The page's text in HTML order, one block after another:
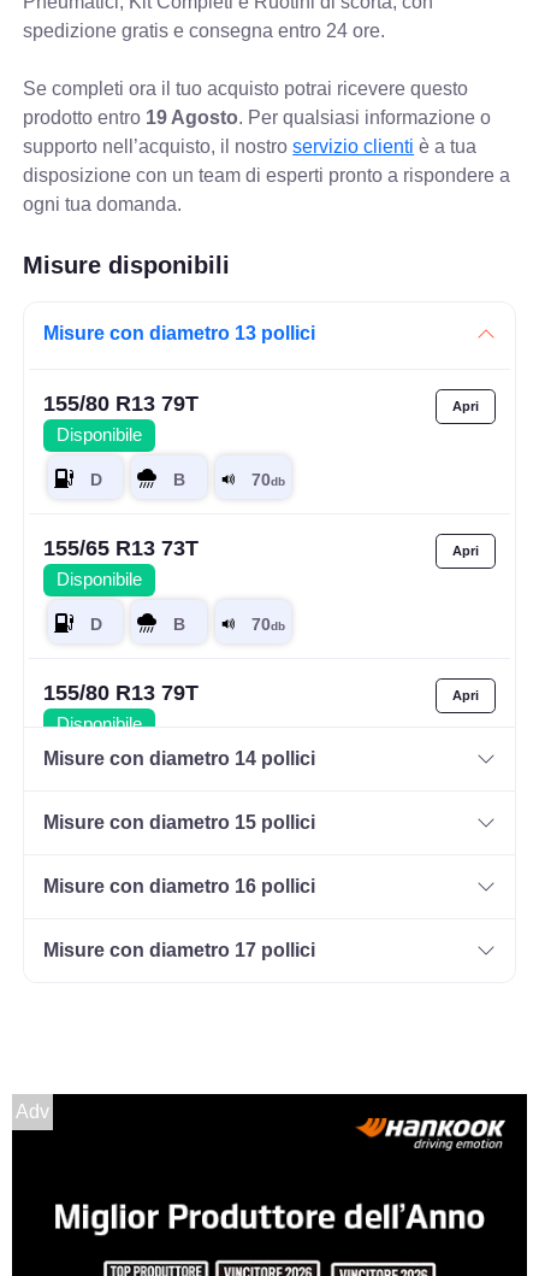
spedizione gratis e consegna entro 24 ore.
Se completi ora il tuo acquisto potrai ricevere questo
prodotto entro 19 Agosto. Per qualsiasi informazione o
supporto nell’acquisto, il nostroservizio clienti è a tua
disposizione con un team di esperti pronto a rispondere a
ogni tua domanda.
Misure disponibili
Misure con diametro 13 pollici
155/80 R13 79T
Disponibile
155/65 R13 73T
Disponibile
155/80 R13 79T
Disponibile
165/70 R13 79T
155/80 R13 79T
175/70 R13 82T
Misure con diametro 14 pollici
Misure con diametro 15 pollici
Misure con diametro 16 pollici
Misure con diametro 17 pollici
Adv